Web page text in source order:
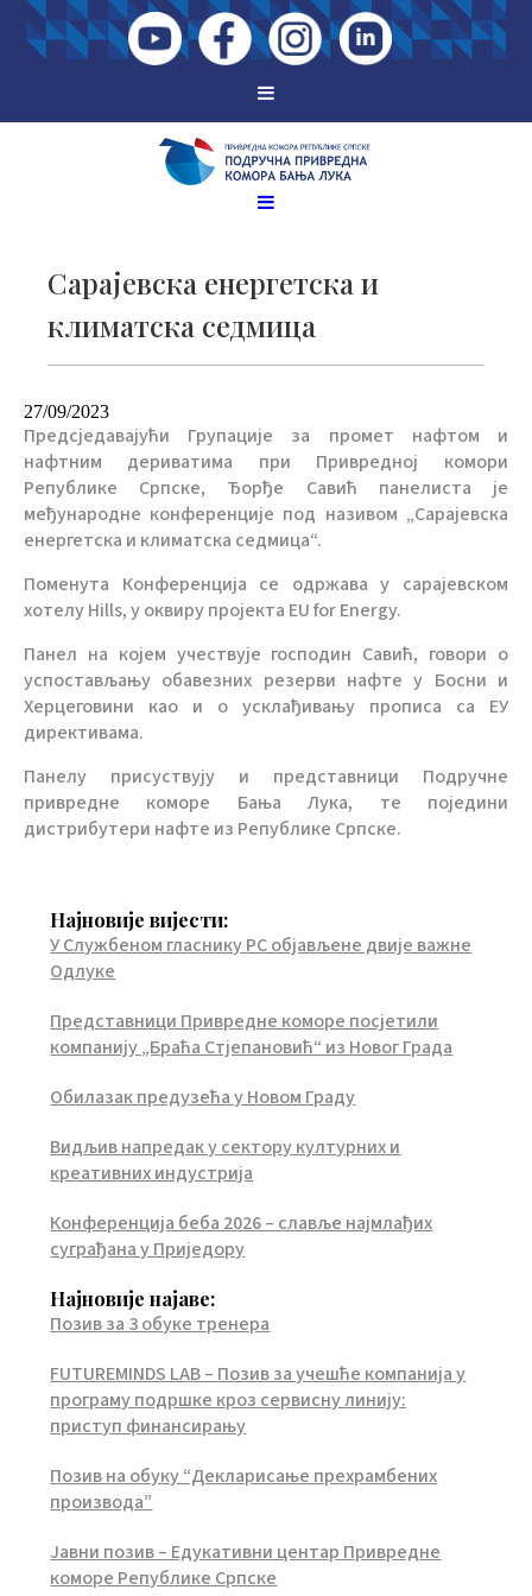
Сарајевска енергетска и
климатска седмица
27/09/2023
Предсједавајући Групације за промет нафтом и
нафтним дериватима при Привредној комори
Републике Српске, Ђорђе Савић панелиста је
међународне конференције под називом „Сарајевска
енергетска и климатска седмица“.
Поменута Конференција се одржава у сарајевском
хотелу Hills, у оквиру пројекта EU for Energy.
Панел на којем учествује господин Савић, говори о
успостављању обавезних резерви нафте у Босни и
Херцеговини као и о усклађивању прописа са ЕУ
директивама.
Панелу присуствују и представници Подручне
привредне коморе Бања Лука, те поједини
дистрибутери нафте из Републике Српске.
Најновије вијести:
У Службеном гласнику РС објављене двије важне
Одлуке
Представници Привредне коморе посјетили
компанију „Браћа Стјепановић“ из Новог Града
Обилазак предузећа у Новом Граду
Видљив напредак у сектору културних и
креативних индустрија
Конференција беба 2026 – славље најмлађих
суграђана у Приједору
Најновије најаве:
Позив за 3 обуке тренера
FUTUREMINDS LAB – Позив за учешће компанија у
програму подршке кроз сервисну линију:
приступ финансирању
Позив на обуку “Декларисање прехрамбених
производа”
Јавни позив – Едукативни центар Привредне
коморе Републике Српске